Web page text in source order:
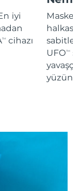
iyi
TM
cihazı
UFOTM